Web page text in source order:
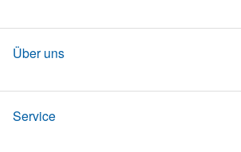
Über uns
Service